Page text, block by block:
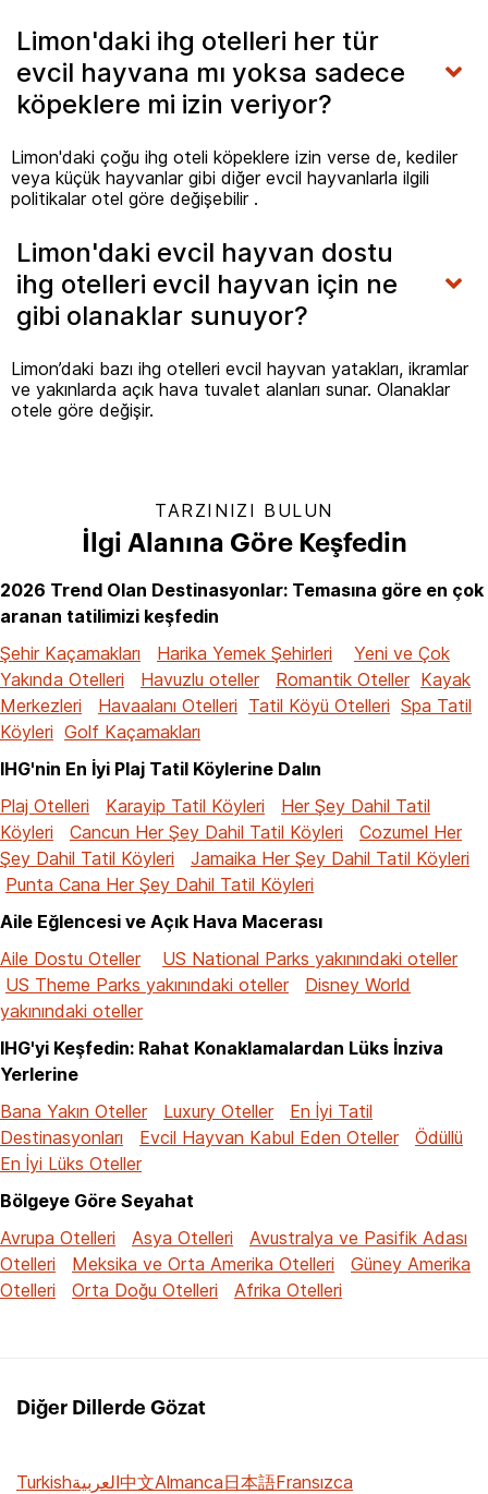
Limon'daki ihg otelleri her tür
evcil hayvana mı yoksa sadece
köpeklere mi izin veriyor?
Limon'daki çoğu ihg oteli köpeklere izin verse de, kediler
veya küçük hayvanlar gibi diğer evcil hayvanlarla ilgili
politikalar otel göre değişebilir .
Limon'daki evcil hayvan dostu
ihg otelleri evcil hayvan için ne
gibi olanaklar sunuyor?
Limon’daki bazı ihg otelleri evcil hayvan yatakları, ikramlar
ve yakınlarda açık hava tuvalet alanları sunar. Olanaklar
otele göre değişir.
TARZINIZI BULUN
İlgi Alanına Göre Keşfedin
2026 Trend Olan Destinasyonlar: Temasına göre en çok
aranan tatilimizi keşfedin
Şehir Kaçamakları
Harika Yemek Şehirleri
Yeni ve Çok
Yakında Otelleri
Havuzlu oteller Romantik Oteller Kayak
Merkezleri
Havaalanı Otelleri Tatil Köyü Otelleri Spa Tatil
Köyleri Golf Kaçamakları
IHG'nin En İyi Plaj Tatil Köylerine Dalın
Plaj Otelleri
Karayip Tatil Köyleri
Her Şey Dahil Tatil
Köyleri
Cancun Her Şey Dahil Tatil Köyleri
Cozumel Her
Şey Dahil Tatil Köyleri
Jamaika Her Şey Dahil Tatil Köyleri
Punta Cana Her Şey Dahil Tatil Köyleri
Aile Eğlencesi ve Açık Hava Macerası
Aile Dostu Oteller
US National Parks yakınındaki oteller
US Theme Parks yakınındaki oteller
Disney World
yakınındaki oteller
IHG'yi Keşfedin: Rahat Konaklamalardan Lüks İnziva
Yerlerine
Bana Yakın Oteller
Luxury Oteller
En İyi Tatil
Destinasyonları
Evcil Hayvan Kabul Eden Oteller
Ödüllü
En İyi Lüks Oteller
Bölgeye Göre Seyahat
Avrupa Otelleri
Asya Otelleri
Avustralya ve Pasifik Adası
Otelleri
Meksika ve Orta Amerika Otelleri
Güney Amerika
Otelleri
Orta Doğu Otelleri Afrika Otelleri
Diğer Dillerde Gözat
Turkishالعربية中文Almanca日本語Fransızca